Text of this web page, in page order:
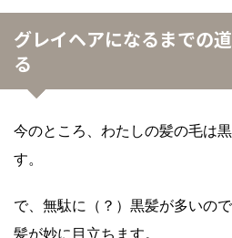
グレイヘアになるまでの
る
今のところ、わたしの髪の毛は
す。
で、無駄に（？）黒髪が多いの
髪が妙に目立ちます。